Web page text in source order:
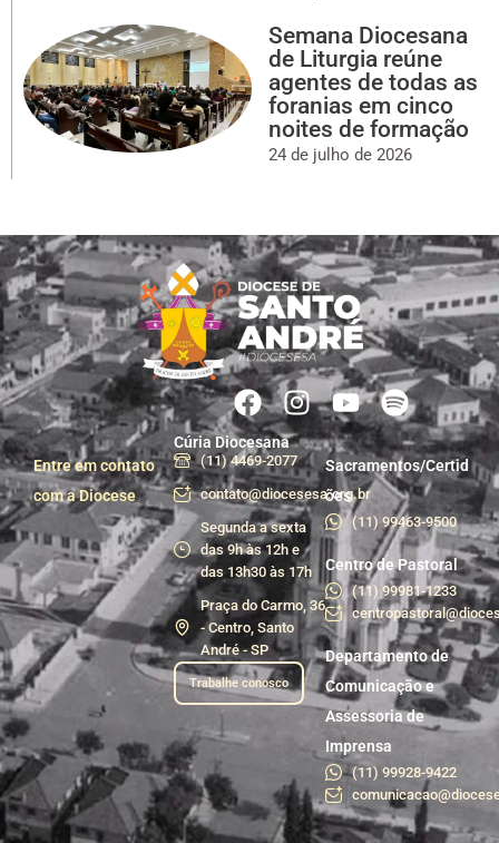
Semana Diocesana
de Liturgia reúne
agentes de todas as
foranias em cinco
noites de formação
24 de julho de 2026
Entre em contato
com a Diocese
Cúria Diocesana
(11) 4469-2077
contato@diocesesa.org.br
Segunda a sexta
das 9h às 12h e
das 13h30 às 17h
Praça do Carmo, 36
- Centro, Santo
André - SP
Trabalhe conosco
Sacramentos/Certid
ões
(11) 99463-9500
Centro de Pastoral
(11) 99981-1233
Departamento de
Comunicação e
Assessoria de
Imprensa
(11) 99928-9422